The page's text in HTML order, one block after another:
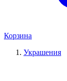
Корзина
Украшения